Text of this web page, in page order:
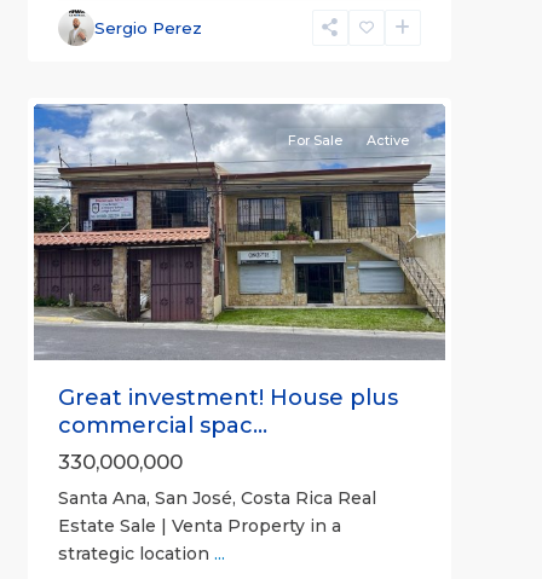
Sergio Perez
(Province)
Santa
Previous Next
For Sale Active
Great investment! House plus
commercial spac...
330,000,000
Santa Ana, San José, Costa Rica Real
Estate Sale | Venta Property in a
strategic location ...